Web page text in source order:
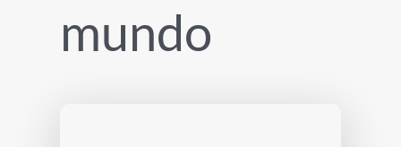
mundo